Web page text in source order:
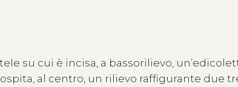
su cui è incisa, a bassorilievo,
al centro, un rilievo raffigurante due